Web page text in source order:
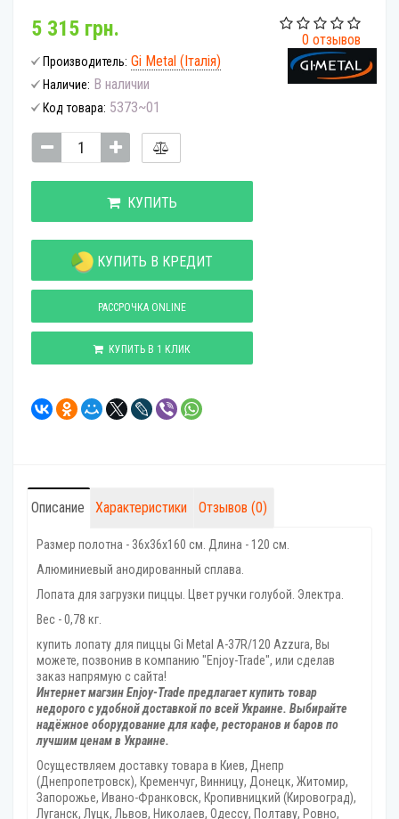
0 отзывов
5 315 грн.
Производитель: Gi Metal (Італія)
Наличие: В наличии
Код товара: 5373~01
КУПИТЬ
КУПИТЬ В КРЕДИТ
РАССРОЧКА ONLINE
КУПИТЬ В 1 КЛИК
Описание Характеристики Отзывов (0)
Размер полотна - 36x36x160 см. Длина - 120 см.
Алюминиевый анодированный сплава.
Лопата для загрузки пиццы. Цвет ручки голубой. Электра.
Вес - 0,78 кг.
купить лопату для пиццы Gi Metal A-37R/120 Azzura, Вы
можете, позвонив в компанию "Enjoy-Trade", или сделав
заказ напрямую с сайта!
Интернет магзин Enjoy-Trade предлагает купить товар
недорого с удобной доставкой по всей Украине. Выбирайте
надёжное оборудование для кафе, ресторанов и баров по
лучшим ценам в Украине.
Осуществляем доставку товара в Киев, Днепр
(Днепропетровск), Кременчуг, Винницу, Донецк‎, Житомир,
Запорожье, Ивано-Франковск, Кропивницкий‎ (Кировоград),
Луганск, Луцк, Львов, Николаев, Одессу, Полтаву, Ровно,